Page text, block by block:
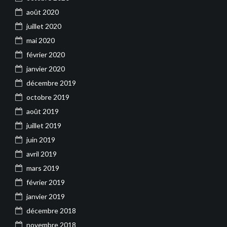
août 2020
juillet 2020
mai 2020
février 2020
janvier 2020
décembre 2019
octobre 2019
août 2019
juillet 2019
juin 2019
avril 2019
mars 2019
février 2019
janvier 2019
décembre 2018
novembre 2018